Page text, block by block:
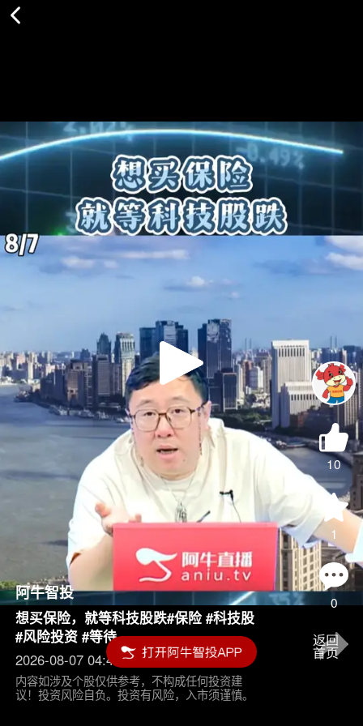
Play
Video
10
1
0
阿牛智投
想买保险，就等科技股跌#保险 #科技股
#风险投资 #等待
2026-08-07 04:45
内容如涉及个股仅供参考，不构成任何投资建
议！投资风险自负。投资有风险，入市须谨慎。